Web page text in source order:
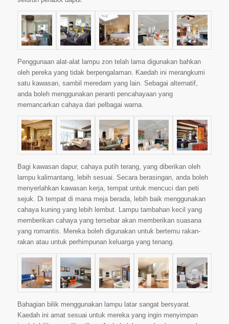
Penggunaan alat-alat lampu zon telah lama digunakan bahkan
oleh pereka yang tidak berpengalaman. Kaedah ini merangkumi
satu kawasan, sambil meredam yang lain. Sebagai alternatif,
anda boleh menggunakan peranti pencahayaan yang
memancarkan cahaya dari pelbagai warna.
Bagi kawasan dapur, cahaya putih terang, yang diberikan oleh
lampu kalimantang, lebih sesuai. Secara berasingan, anda boleh
menyerlahkan kawasan kerja, tempat untuk mencuci dan peti
sejuk. Di tempat di mana meja berada, lebih baik menggunakan
cahaya kuning yang lebih lembut. Lampu tambahan kecil yang
memberikan cahaya yang tersebar akan memberikan suasana
yang romantis. Mereka boleh digunakan untuk bertemu rakan-
rakan atau untuk perhimpunan keluarga yang tenang.
Bahagian bilik menggunakan lampu latar sangat bersyarat.
Kaedah ini amat sesuai untuk mereka yang ingin menyimpan